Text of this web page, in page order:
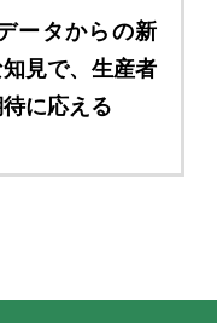
ータからの新
見で、生産者
に応える